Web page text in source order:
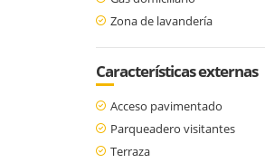
Zona de lavandería
Características externas
Acceso pavimentado
Parqueadero visitantes
Terraza